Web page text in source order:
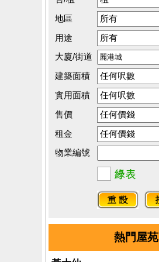
地區
用途
大廈/街道
建築面積
實用面積
售價
租金
物業編號
熱門屋苑